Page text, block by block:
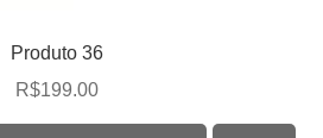
Produto 36
R$199.00